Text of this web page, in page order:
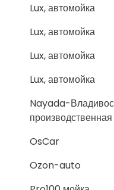
Lux, автомойка
Lux, автомойка
Lux, автомойка
Lux, автомойка
Nayada-
OsCar
Ozon-auto